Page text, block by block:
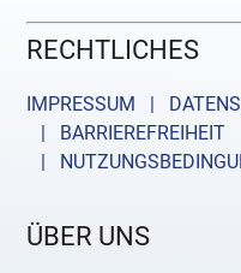
RECHTLICHES
IMPRESSUM |
| BARRIEREFREIHEIT
|
ÜBER UNS